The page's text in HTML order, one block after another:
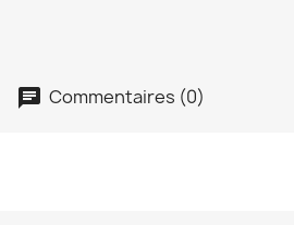
Commentaires (0)